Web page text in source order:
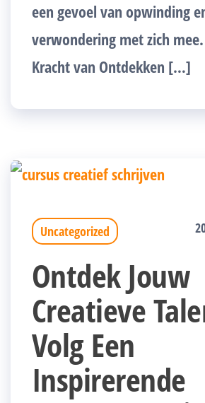
een gevoel van opwinding
verwondering met zich
Kracht van Ontdekken […]
Uncategorized
Ontdek Jouw
Creatieve
Volg Een
Inspirerende